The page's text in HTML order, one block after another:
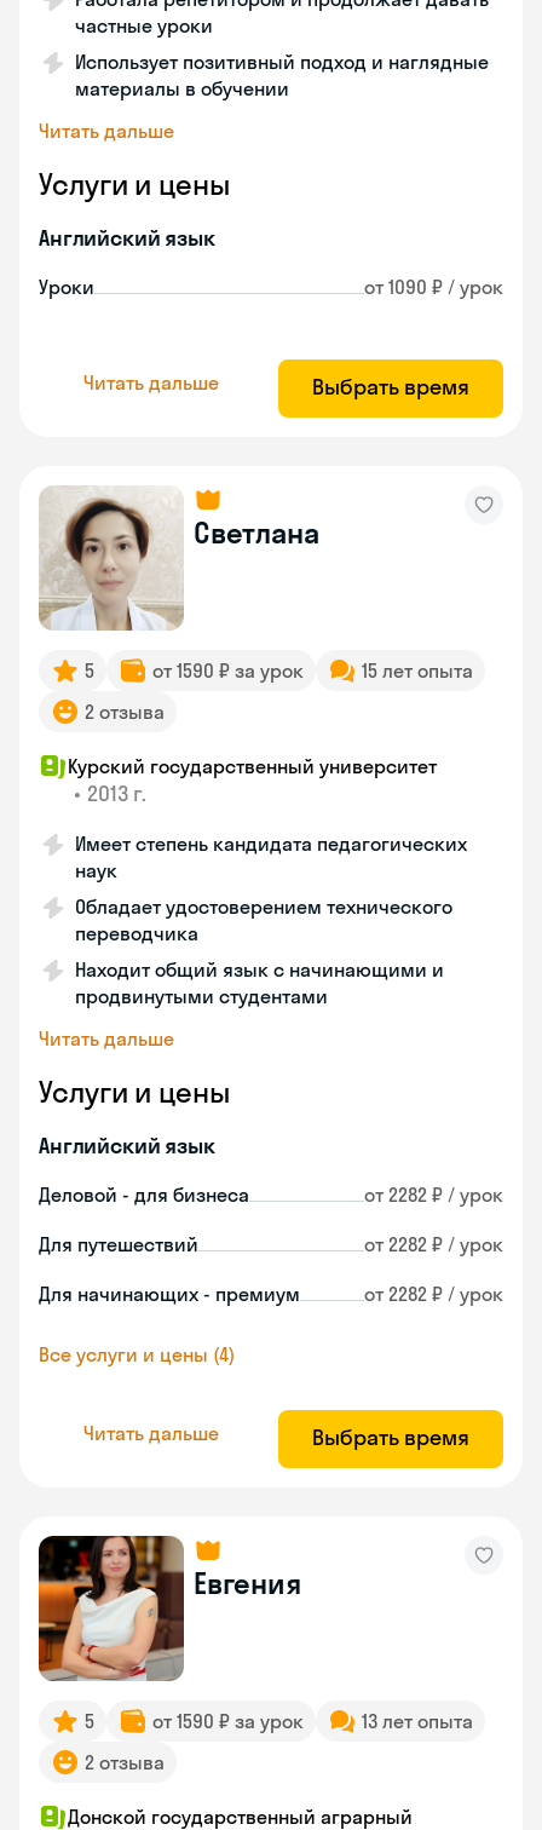
частные уроки
Использует позитивный подход и наглядные
материалы в обучении
Читать дальше
Услуги и цены
Английский язык
Уроки от 1090 ₽ / урок
Читать дальше Выбрать время
Светлана
5 от 1590 ₽ за урок
15 лет опыта
2 отзыва
Курский государственный университет
• 2013 г.
Имеет степень кандидата педагогических
наук
Обладает удостоверением технического
переводчика
Находит общий язык с начинающими и
продвинутыми студентами
Читать дальше
Услуги и цены
Английский язык
Деловой - для бизнеса от 2282 ₽ / урок
Для путешествий от 2282 ₽ / урок
Для начинающих - премиум от 2282 ₽ / урок
Все услуги и цены (4)
Читать дальше Выбрать время
Евгения
5 от 1590 ₽ за урок
13 лет опыта
2 отзыва
Донской государственный аграрный